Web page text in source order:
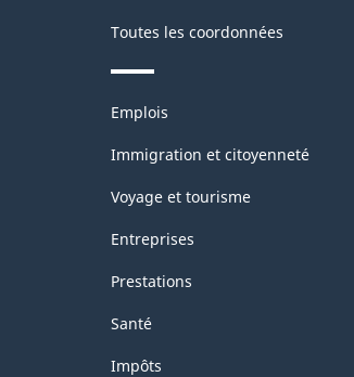
Toutes les coordonnées
Thèmes
sujets
Emplois
Immigration et citoyenneté
Voyage et tourisme
Entreprises
Prestations
Santé
Impôts